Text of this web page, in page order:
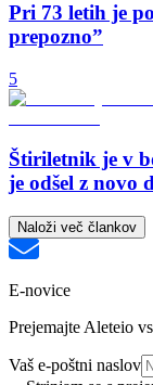
Pri 73 letih je
prepozno”
5
Štiriletnik je v
je odšel z novo
Naloži več člankov
E-novice
Prejemajte Aleteio
Vaš e-poštni naslov